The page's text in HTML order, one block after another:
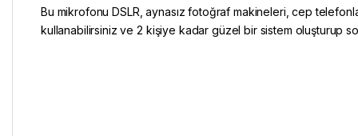
Bu mikrofonu DSLR, aynasız fotoğraf makineleri, cep
kullanabilirsiniz ve 2 kişiye kadar güzel bir sistem oluşturup